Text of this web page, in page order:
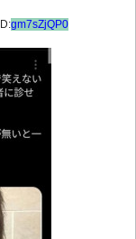
ID:gm7sZjQP0